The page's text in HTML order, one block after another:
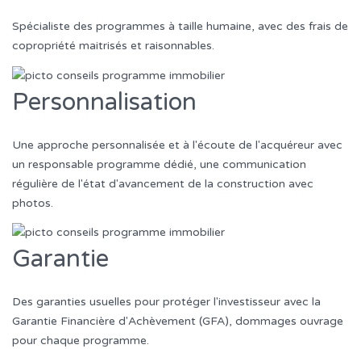
Spécialiste des programmes à taille humaine, avec des frais de
copropriété maitrisés et raisonnables.
Personnalisation
Une approche personnalisée et à l'écoute de l'acquéreur avec
un responsable programme dédié, une communication
régulière de l'état d'avancement de la construction avec
photos.
Garantie
Des garanties usuelles pour protéger l'investisseur avec la
Garantie Financière d'Achèvement (GFA), dommages ouvrage
pour chaque programme.